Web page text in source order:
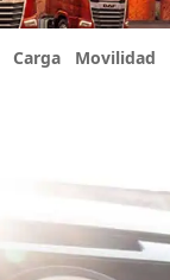
Carga Movilidad